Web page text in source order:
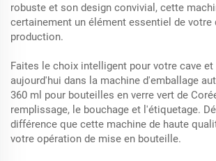
robuste et son design convivial, cette
certainement un élément essentiel de votre
production.
Faites le choix intelligent pour votre cave
aujourd'hui dans la machine d'emballage
360 ml pour bouteilles en verre vert de
remplissage, le bouchage et l'étiquetage.
différence que cette machine de haute
votre opération de mise en bouteille.